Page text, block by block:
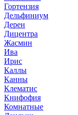
Гортензия
Дельфиниум
Дерен
Дицентра
Жасмин
Ива
Ирис
Каллы
Канны
Клематис
Книфофия
Комнатные